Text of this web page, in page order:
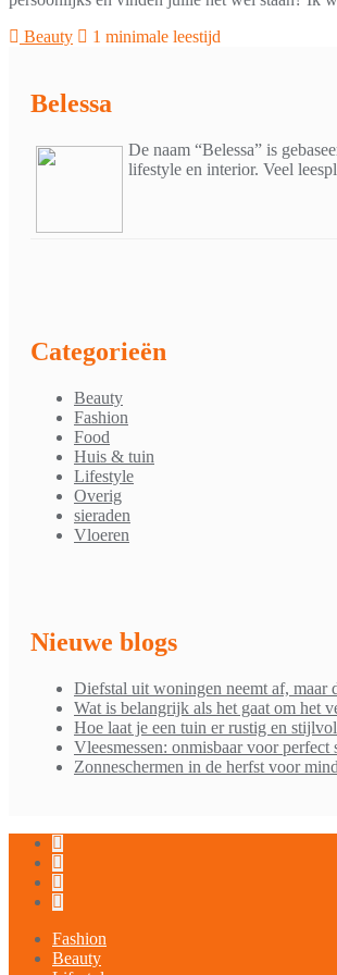
Beauty
1 minimale leestijd
Belessa
De naam “Belessa” is
lifestyle en interior. Veel
Categorieën
Beauty
Fashion
Food
Huis & tuin
Lifestyle
Overig
sieraden
Vloeren
Nieuwe blogs
Diefstal uit woningen neemt af, maar
Wat is belangrijk als het gaat om het
Hoe laat je een tuin er rustig en
Vleesmessen: onmisbaar voor
Zonneschermen in de herfst voor
Fashion
Beauty